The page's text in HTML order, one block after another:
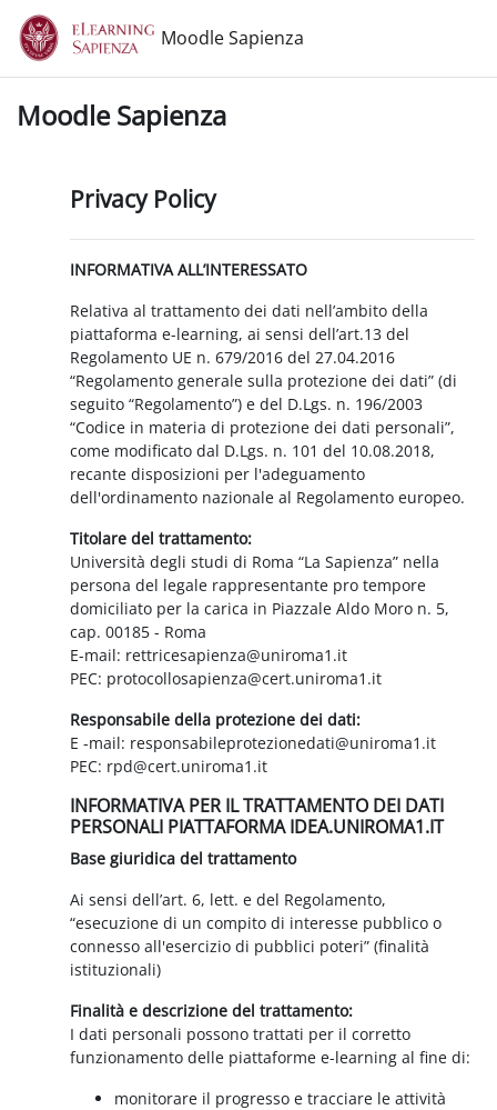
Vai al contenuto principale
Moodle Sapienza
Moodle Sapienza
Privacy Policy
INFORMATIVA ALL’INTERESSATO
Relativa al trattamento dei dati nell’ambito della
piattaforma e-learning, ai sensi dell’art.13 del
Regolamento UE n. 679/2016 del 27.04.2016
“Regolamento generale sulla protezione dei dati” (di
seguito “Regolamento”) e del D.Lgs. n. 196/2003
“Codice in materia di protezione dei dati personali”,
come modificato dal D.Lgs. n. 101 del 10.08.2018,
recante disposizioni per l'adeguamento
dell'ordinamento nazionale al Regolamento europeo.
Titolare del trattamento:
Università degli studi di Roma “La Sapienza” nella
persona del legale rappresentante pro tempore
domiciliato per la carica in Piazzale Aldo Moro n. 5,
cap. 00185 - Roma
E-mail: rettricesapienza@uniroma1.it
PEC: protocollosapienza@cert.uniroma1.it
Responsabile della protezione dei dati:
E -mail: responsabileprotezionedati@uniroma1.it
PEC: rpd@cert.uniroma1.it
INFORMATIVA PER IL TRATTAMENTO DEI DATI
PERSONALI PIATTAFORMA IDEA.UNIROMA1.IT
Base giuridica del trattamento
Ai sensi dell’art. 6, lett. e del Regolamento,
“esecuzione di un compito di interesse pubblico o
connesso all'esercizio di pubblici poteri” (finalità
istituzionali)
Finalità e descrizione del trattamento:
I dati personali possono trattati per il corretto
funzionamento delle piattaforme e-learning al fine di:
monitorare il progresso e tracciare le attività